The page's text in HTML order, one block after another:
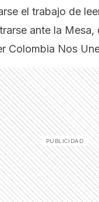
el trabajo de
ante la
Colombia Nos